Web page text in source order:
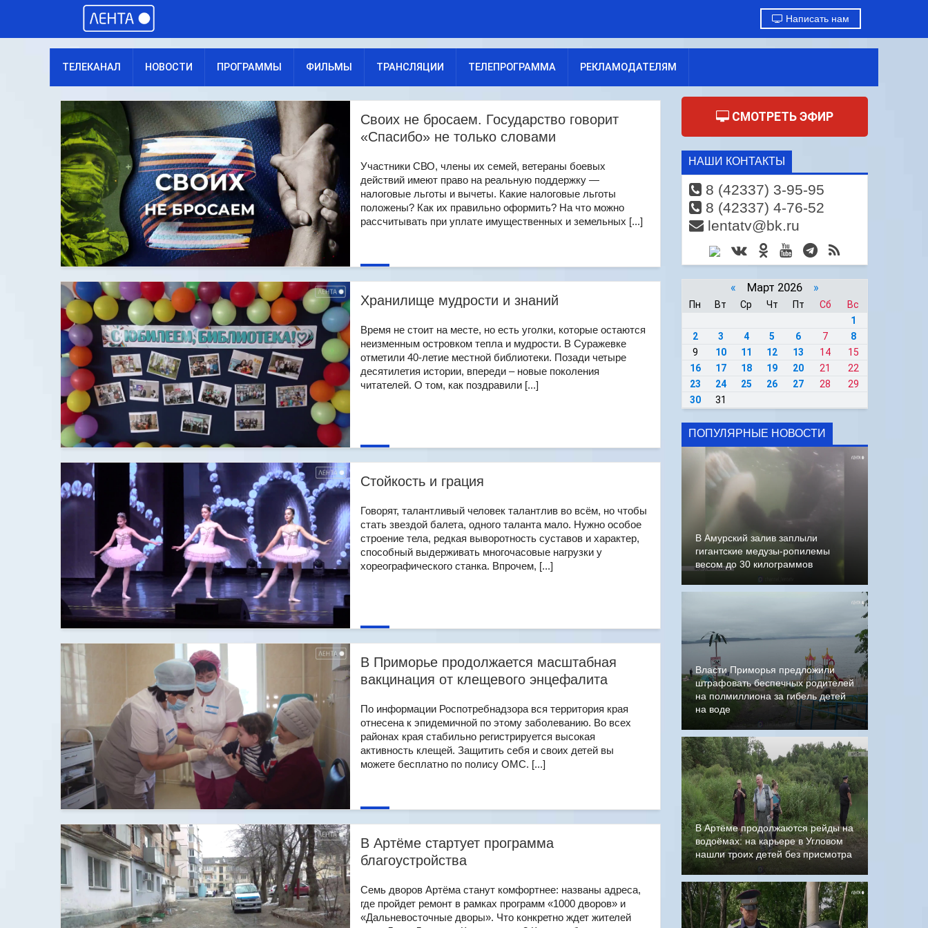
Написать нам
ТЕЛЕКАНАЛ НОВОСТИ ПРОГРАММЫ ФИЛЬМЫ ТРАНСЛЯЦИИ ТЕЛЕПРОГРАММА РЕКЛАМОДАТЕЛЯМ
Своих не бросаем. Государство говорит
«Спасибо» не только словами
Участники СВО, члены их семей, ветераны боевых
действий имеют право на реальную поддержку —
налоговые льготы и вычеты. Какие налоговые льготы
положены? Как их правильно оформить? На что можно
рассчитывать при уплате имущественных и земельных [...]
Хранилище мудрости и знаний
Время не стоит на месте, но есть уголки, которые остаются
неизменным островком тепла и мудрости. В Суражевке
отметили 40-летие местной библиотеки. Позади четыре
десятилетия истории, впереди – новые поколения
читателей. О том, как поздравили [...]
Стойкость и грация
Говорят, талантливый человек талантлив во всём, но чтобы
стать звездой балета, одного таланта мало. Нужно особое
строение тела, редкая выворотность суставов и характер,
способный выдерживать многочасовые нагрузки у
хореографического станка. Впрочем, [...]
В Приморье продолжается масштабная
вакцинация от клещевого энцефалита
По информации Роспотребнадзора вся территория края
отнесена к эпидемичной по этому заболеванию. Во всех
районах края стабильно регистрируется высокая
активность клещей. Защитить себя и своих детей вы
можете бесплатно по полису ОМС. [...]
В Артёме стартует программа
благоустройства
Семь дворов Артёма станут комфортнее: названы адреса,
где пройдет ремонт в рамках программ «1000 дворов» и
«Дальневосточные дворы». Что конкретно ждет жителей
СМОТРЕТЬ ЭФИР
НАШИ КОНТАКТЫ
8 (42337) 3-95-95
8 (42337) 4-76-52
lentatv@bk.ru
« Март 2026 »
Пн Вт Ср Чт Пт Сб
Вс
1
2
3 4 5 6 7
8
9
10 11 12 13 14
15
16
17 18 19 20 21
22
23
24 25 26 27 28
29
30
31
ПОПУЛЯРНЫЕ НОВОСТИ
В Амурский залив заплыли
гигантские медузы-ропилемы
весом до 30 килограммов
Власти Приморья предложили
штрафовать беспечных родителей
на полмиллиона за гибель детей
на воде
В Артёме продолжаются рейды на
водоёмах: на карьере в Угловом
нашли троих детей без присмотра